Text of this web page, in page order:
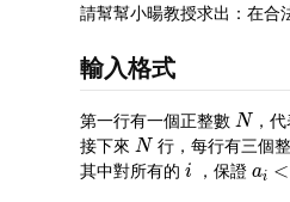
請幫幫小暘教授求出：在合
輸入格式
第一行有一個正整數
N
，
接下來
N
行，每行有三個
其中對所有的
i
，保證
ai<